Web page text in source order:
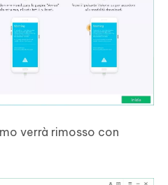
verrà rimosso con